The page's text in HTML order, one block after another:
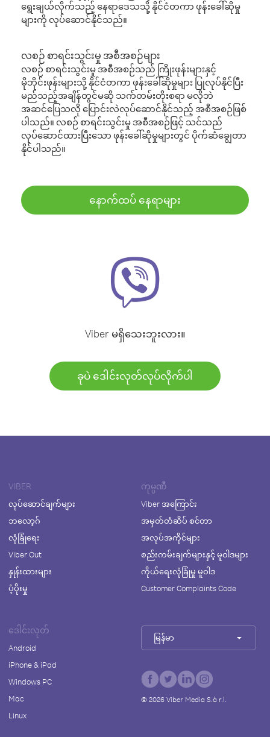
ရွေးချယ်လိုက်သည့် နေရာဒေသသို့ နိုင်ငံတကာ ဖုန်းခေါ်ဆိုမှု
များကို လုပ်ဆောင်နိုင်သည်။
လစဉ် စာရင်းသွင်းမှု အစီအစဉ်များ
လစဉ် စာရင်းသွင်းမှု အစီအစဉ်သည် ကြိုးဖုန်းများနှင့်
မိုဘိုင်းဖုန်းများသို့ နိုင်ငံတကာ ဖုန်းခေါ်ဆိုမှုများ ပြုလုပ်နိုင်ပြီး
မည်သည့်အချိန်တွင်မဆို သက်တမ်းတိုးစရာ မလိုဘဲ
အဆင်ပြေသလို ပြောင်းလဲလုပ်ဆောင်နိုင်သည့် အစီအစဉ်ဖြစ်
ပါသည်။ လစဉ် စာရင်းသွင်းမှု အစီအစဉ်ဖြင့် သင်သည်
လုပ်ဆောင်ထားပြီးသော ဖုန်းခေါ်ဆိုမှုများတွင် ပိုက်ဆံချွေတာ
နိုင်ပါသည်။
နောက်ထပ် နေရာများ
Viber မရှိသေးဘူးလား။
ခုပဲ ဒေါင်းလုတ်လုပ်လိုက်ပါ
VIBER
လုပ်ဆောင်ချက်များ
ဘလော့ဂ်
လုံခြုံရေး
Viber Out
နှုန်းထားများ
ပံ့ပိုးမှု
ကုမ္ပဏီ
Viber အကြောင်း
အမှတ်တံဆိပ် စင်တာ
အလုပ်အကိုင်များ
စည်းကမ်းချက်များနှင့် မူဝါဒများ
ကိုယ်ရေးလုံခြုံမှု မူဝါဒ
Customer Complaints Code
ဒေါင်းလုတ်
Android
iPhone & iPad
Windows PC
Mac
Linux
မြန်မာ
© 2026Viber Media S.à r.l.